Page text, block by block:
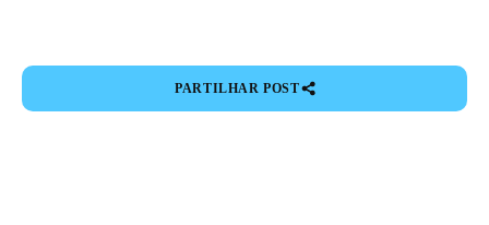
PARTILHAR POST